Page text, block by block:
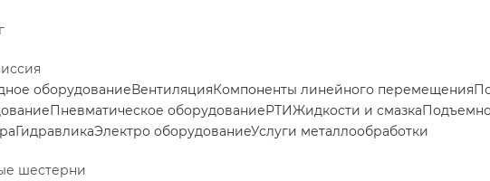
оборудованиеВентиляцияКомпоненты линейного перемещения
Пневматическое оборудованиеРТИЖидкости и смазка
ГидравликаЭлектро оборудованиеУслуги металлообработки
шестерни